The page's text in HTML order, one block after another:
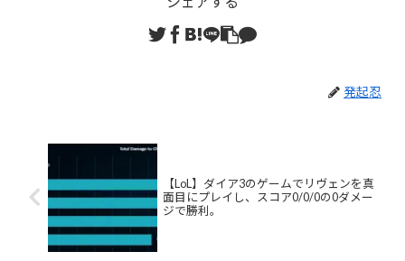
発起忍
【LoL】ダイア3のゲームでリヴェンを真
面目にプレイし、スコア0/0/0の0ダメー
ジで勝利。